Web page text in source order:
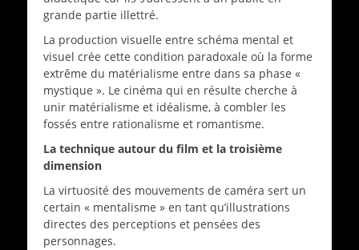
grande partie illettré.
La production visuelle entre schéma mental et
visuel crée cette condition paradoxale où la forme
extrême du matérialisme entre dans sa phase «
mystique ». Le cinéma qui en résulte cherche à
unir matérialisme et idéalisme, à combler les
fossés entre rationalisme et romantisme.
La technique autour du film et la troisième
dimension
La virtuosité des mouvements de caméra sert un
certain « mentalisme » en tant qu’illustrations
directes des perceptions et pensées des
personnages.